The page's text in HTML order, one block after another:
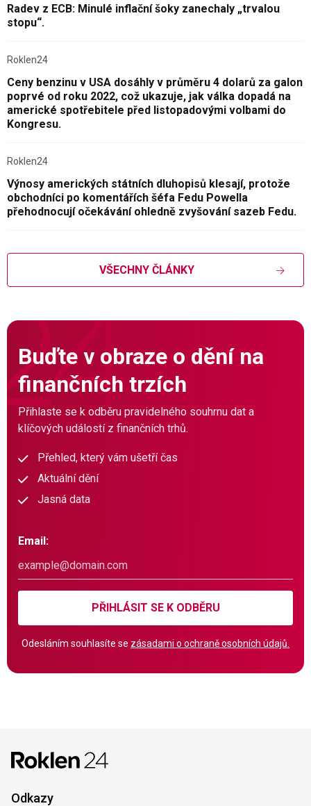
Radev z ECB: Minulé inflační šoky zanechaly „trvalou
stopu“.
Roklen24
Ceny benzinu v USA dosáhly v průměru 4 dolarů za galon
poprvé od roku 2022, což ukazuje, jak válka dopadá na
americké spotřebitele před listopadovými volbami do
Kongresu.
Roklen24
Výnosy amerických státních dluhopisů klesají, protože
obchodníci po komentářích šéfa Fedu Powella
přehodnocují očekávání ohledně zvyšování sazeb Fedu.
VŠECHNY ČLÁNKY
Buďte v obraze o dění na
finančních trzích
Přihlaste se k odběru pravidelného souhrnu dat a
klíčových událostí z finančních trhů.
Přehled, který vám ušetří čas
Aktuální dění
Jasná data
Email:
PŘIHLÁSIT SE K ODBĚRU
Odesláním souhlasíte se zásadami o ochraně osobních údajů.
Odkazy